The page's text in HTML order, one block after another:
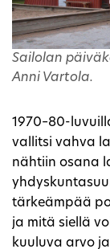
Sailolan
Anni Vartola.
1970–80-
vallitsi vahva
nähtiin osana
tärkeämpää
ja mitä siellä
kuuluva arvo